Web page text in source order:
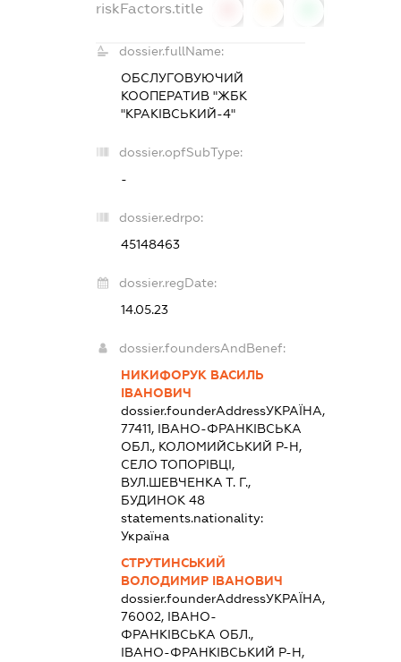
riskFactors.title
dossier.fullName:
ОБСЛУГОВУЮЧИЙ
КООПЕРАТИВ "ЖБК
"КРАКІВСЬКИЙ-4"
dossier.opfSubType:
-
dossier.edrpo:
45148463
dossier.regDate:
14.05.23
dossier.foundersAndBenef:
НИКИФОРУК ВАСИЛЬ
ІВАНОВИЧ
dossier.founderAddressУКРАЇНА,
77411, ІВАНО-ФРАНКІВСЬКА
ОБЛ., КОЛОМИЙСЬКИЙ Р-Н,
СЕЛО ТОПОРІВЦІ,
ВУЛ.ШЕВЧЕНКА Т. Г.,
БУДИНОК 48
statements.nationality:
Україна
СТРУТИНСЬКИЙ
ВОЛОДИМИР ІВАНОВИЧ
dossier.founderAddressУКРАЇНА,
76002, ІВАНО-
ФРАНКІВСЬКА ОБЛ.,
ІВАНО-ФРАНКІВСЬКИЙ Р-Н,